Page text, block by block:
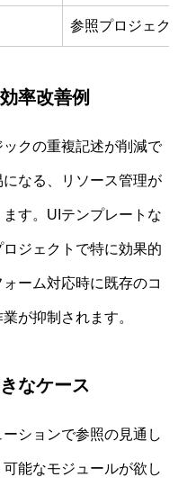
参照プロジェク
率改善例
クの重複記述が削減で
なる、リソース管理が
す。UIテンプレートな
ジェクトで特に効果的
ーム対応時に既存のコ
が抑制されます。
なケース
ションで参照の見通し
能なモジュールが欲し